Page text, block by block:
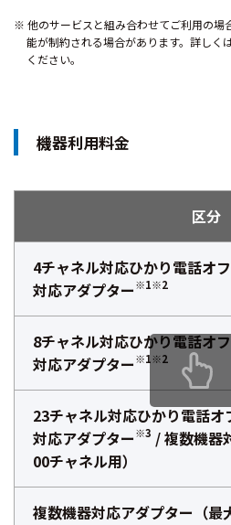
他のサービスと組み合わせてご利用の場
能が制約される場合があります。詳しく
ください。
機器利用料金
区分
4チャネル対応ひかり電話オフ
対応アダプター※1※2
8チャネル対応ひかり電話オフ
対応アダプター※1※2
23チャネル対応ひかり電話オ
対応アダプター※3 / 複数機器
00チャネル用）
複数機器対応アダプター（最